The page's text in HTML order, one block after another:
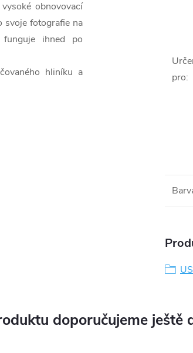
obnovovací
svoje fotografie na
funguje ihned po
hliníku a
pro:
doporučujeme ještě